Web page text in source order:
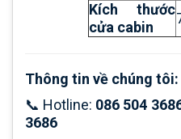
Kích thước
cửa cabin
Thông tin về chúng tôi:
📞 Hotline: 086 504
3686